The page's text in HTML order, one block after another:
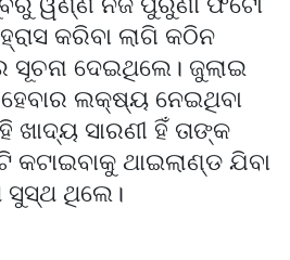
କରିବା ଲାଗି କଠିନ
ଦେଇଥିଲେ। ଜୁଲାଇ
ଲକ୍ଷ୍ୟ ନେଇଥିବା
ଖାଦ୍ୟ ସାରଣୀ ହିଁ ତାଙ୍କ
କଟାଇବାକୁ ଥାଇଲାଣ୍ଡ ଯିବା
ସୁସ୍ଥ ଥିଲେ।